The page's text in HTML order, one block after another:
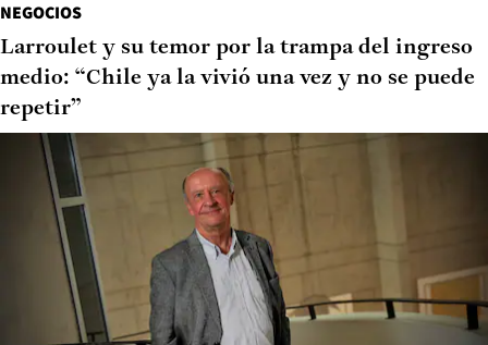
NEGOCIOS
Larroulet y su temor por la trampa del ingreso
medio: “Chile ya la vivió una vez y no se puede
repetir”